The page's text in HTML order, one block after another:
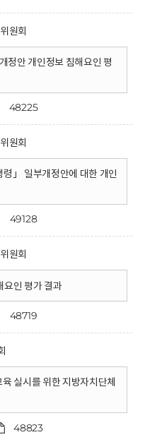
원회
정안 개인정보 침해요인 평
48225
원회
령」 일부개정안에 대한 개인
49128
원회
요인 평가 결과
48719
실시를 위한 지방자치단체
48823